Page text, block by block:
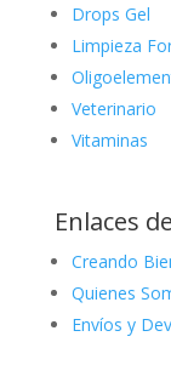
Drops Gel
Limpieza
Veterinario
Vitaminas
Enlaces
Creando
Quienes
Envíos y